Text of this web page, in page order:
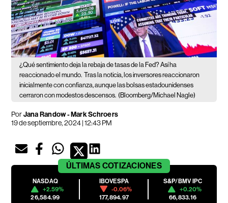
¿Qué sentimiento deja la rebaja de tasas de la Fed? Así ha
reaccionado el mundo. Tras la noticia, los inversores reaccionaron
inicialmente con confianza, aunque las bolsas estadounidenses
cerraron con modestos descensos. (Bloomberg/Michael Nagle)
PorJana Randow - Mark Schroers
19 de septiembre, 2024 | 12:43 PM
ÚLTIMAS COTIZACIONES
NASDAQ
+2.59%
26,584.99
IBOVESPA
-0.06%
177,894.97
S&P/BMV IPC
+0.20%
66,833.16